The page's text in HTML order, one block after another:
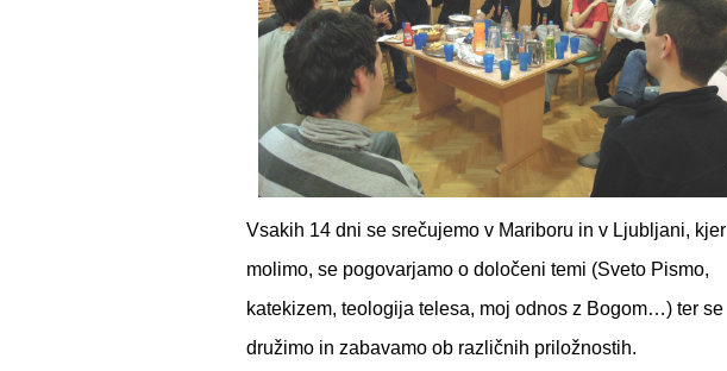
Vsakih 14 dni se srečujemo v Mariboru in v Ljubljani, kjer
molimo, se pogovarjamo o določeni temi (Sveto Pismo,
katekizem, teologija telesa, moj odnos z Bogom…) ter se
družimo in zabavamo ob različnih priložnostih.